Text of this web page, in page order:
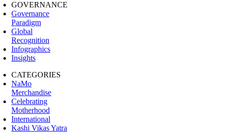
GOVERNANCE
Governance
Paradigm
Global
Recognition
Infographics
Insights
CATEGORIES
NaMo
Merchandise
Celebrating
Motherhood
International
Kashi Vikas Yatra